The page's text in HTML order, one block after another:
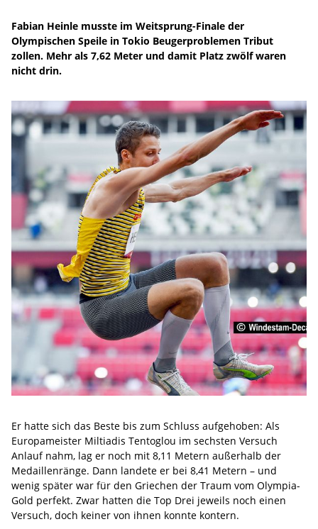
Fabian Heinle musste im Weitsprung-Finale der
Olympischen Speile in Tokio Beugerproblemen Tribut
zollen. Mehr als 7,62 Meter und damit Platz zwölf waren
nicht drin.
Er hatte sich das Beste bis zum Schluss aufgehoben: Als
Europameister Miltiadis Tentoglou im sechsten Versuch
Anlauf nahm, lag er noch mit 8,11 Metern außerhalb der
Medaillenränge. Dann landete er bei 8,41 Metern – und
wenig später war für den Griechen der Traum vom Olympia-
Gold perfekt. Zwar hatten die Top Drei jeweils noch einen
Versuch, doch keiner von ihnen konnte kontern.